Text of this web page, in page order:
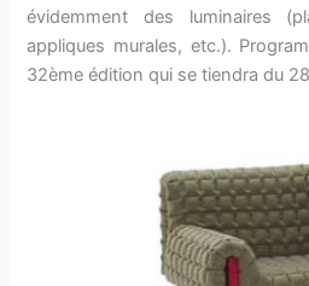
évidemment des luminaires
appliques murales, etc.).
32ème édition qui se tiendra du